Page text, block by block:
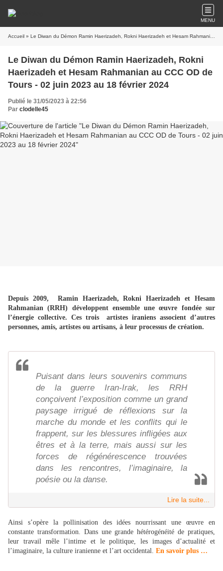
MENU
Accueil » Le Diwan du Démon Ramin Haerizadeh, Rokni Haerizadeh et Hesam Rahmanian au CCC OD de Tours - 02 juin 2023 au 18 février 2024
Le Diwan du Démon Ramin Haerizadeh, Rokni
Haerizadeh et Hesam Rahmanian au CCC OD de
Tours - 02 juin 2023 au 18 février 2024
Publié le 31/05/2023 à 22:56
Par clodelle45
Depuis 2009, Ramin Haerizadeh, Rokni Haerizadeh et Hesam
Rahmanian (RRH) développent ensemble une œuvre fondée sur
l’énergie collective. Ces trois artistes iraniens associent d’autres
personnes, amis, artistes ou artisans, à leur processus de création.
Puisant dans leurs souvenirs communs
de la guerre Iran-Irak, les RRH
conçoivent l’exposition comme un grand
paysage irrigué de réflexions sur la
marche du monde et les conflits qui le
frappent, sur les blessures infligées aux
êtres et à la terre, mais aussi sur les
forces de régénérescence trouvées
dans les rencontres, l’imaginaire, la
poésie ou la danse.
Lire la suite...
Ainsi s’opère la pollinisation des idées nourrissant une œuvre en
constante transformation. Dans une grande hétérogénéité de pratiques,
leur travail mêle l’intime et le politique, les images d’actualité et
l’imaginaire, la culture iranienne et l’art occidental. En savoir plus …